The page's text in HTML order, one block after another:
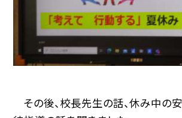
その後、校長先生の話、休み中の